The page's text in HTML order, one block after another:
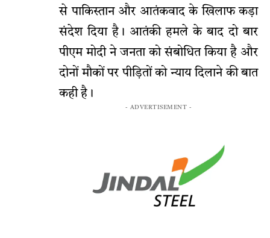
से पाकिस्तान और आतंकवाद के खिलाफ कड़ा
संदेश दिया है। आतंकी हमले के बाद दो बार
पीएम मोदी ने जनता को संबोधित किया है और
दोनों मौकों पर पीड़ितों को न्याय दिलाने की बात
कही है।
- ADVERTISEMENT -